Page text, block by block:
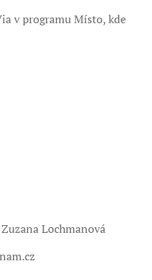
v programu Místo, kde
Lochmanová